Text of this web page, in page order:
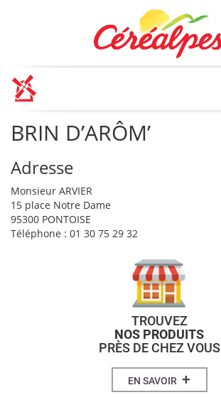
BRIN D’ARÔM’
Adresse
Monsieur ARVIER
15 place Notre Dame
95300 PONTOISE
Téléphone : 01 30 75 29 32
TROUVEZ
NOS PRODUITS
PRÈS DE CHEZ VOUS
EN SAVOIR +